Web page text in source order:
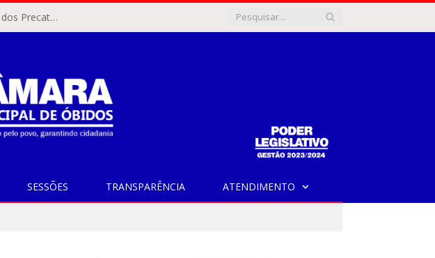
ÓBIDOS, PA – O destino e a regularização dos recursos dos Precatórios do FUNDEF (Fundo de Manutenção e Desenvolvimento do Ensino Fundamental e de Valorização do Magistério) voltaram a pautar as discussões na Câmara Municipal de Óbidos.
SESSÕES TRANSPARÊNCIA ATENDIMENTO